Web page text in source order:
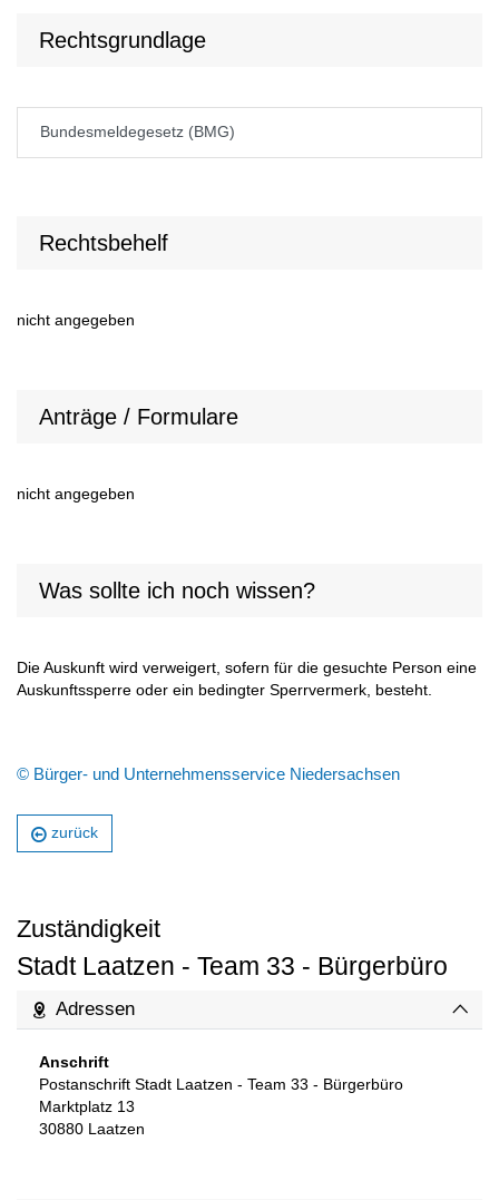
Rechtsgrundlage
Bun­des­mel­de­ge­setz (BMG)
Rechtsbehelf
nicht angegeben
Anträge / Formulare
nicht angegeben
Was sollte ich noch wissen?
Die Auskunft wird verweigert, sofern für die gesuchte Person eine
Auskunftssperre oder ein bedingter Sperrvermerk, besteht.
© Bürger- und Unternehmensservice Niedersachsen
zurück
Zuständigkeit
Stadt Laatzen - Team 33 - Bürgerbüro
Adressen
Anschrift
Postanschrift Stadt Laatzen - Team 33 - Bürgerbüro
Marktplatz 13
30880 Laatzen